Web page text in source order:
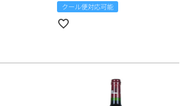
クール便対応可能